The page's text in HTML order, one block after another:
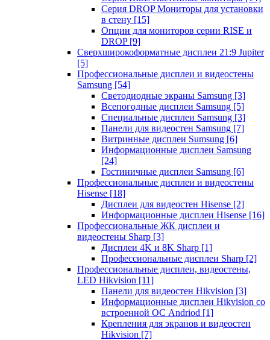
Серия DROP Мониторы для установки
в стену [15]
Опции для мониторов серии RISE и
DROP [9]
Сверхширокоформатные дисплеи 21:9 Jupiter
[5]
Профессиональные дисплеи и видеостены
Samsung [54]
Светодиодные экраны Samsung [3]
Всепогодные дисплеи Samsung [5]
Специальные дисплеи Samsung [3]
Панели для видеостен Samsung [7]
Витринные дисплеи Sumsung [6]
Информационные дисплеи Samsung
[24]
Гостиничные дисплеи Samsung [6]
Профессиональные дисплеи и видеостены
Hisense [18]
Дисплеи для видеостен Hisense [2]
Информационные дисплеи Hisense [16]
Профессиональные ЖК дисплеи и
видеостены Sharp [3]
Дисплеи 4K и 8K Sharp [1]
Профессиональные дисплеи Sharp [2]
Профессиональные дисплеи, видеостены,
LED Hikvision [11]
Панели для видеостен Hikvision [3]
Информационные дисплеи Hikvision со
встроенной ОС Andriod [1]
Крепления для экранов и видеостен
Hikvision [7]